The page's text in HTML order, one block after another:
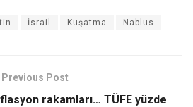
İsrail Kuşatma Nablus
Previous Post
rakamları… TÜFE yüzde